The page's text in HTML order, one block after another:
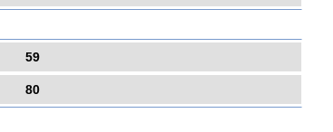
59
80